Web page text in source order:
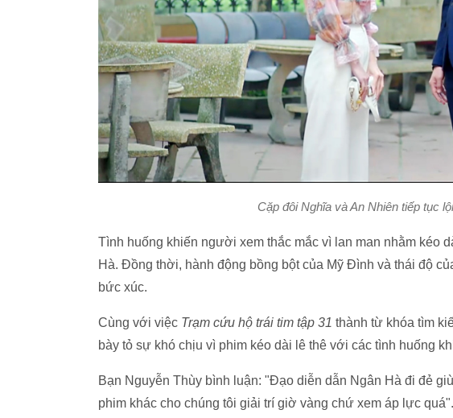
Cặp đôi Nghĩa và An Nhiên tiếp tục
Tình huống khiến người xem thắc mắc vì lan man nhằm kéo
Hà. Đồng thời, hành động bồng bột của Mỹ Đình và thái độ
bức xúc.
Cùng với việc Trạm cứu hộ trái tim tập 31 thành từ khóa tìm
bày tỏ sự khó chịu vì phim kéo dài lê thê với các tình huống
Bạn Nguyễn Thùy bình luận: "Đạo diễn dẫn Ngân Hà đi đẻ
phim khác cho chúng tôi giải trí giờ vàng chứ xem áp lực